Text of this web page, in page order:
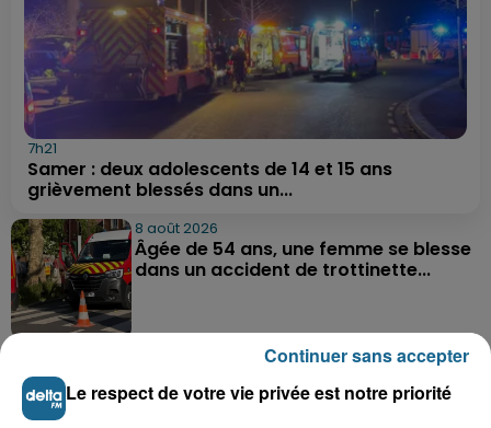
7h21
Samer : deux adolescents de 14 et 15 ans
grièvement blessés dans un...
8 août 2026
Âgée de 54 ans, une femme se blesse
dans un accident de trottinette...
Une femme gravement blessée dans
un accident à Bazinghen
Le respect de votre vie privée est notre priorité
Continuer sans accepter